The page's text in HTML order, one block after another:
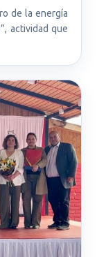
de la energía
actividad que